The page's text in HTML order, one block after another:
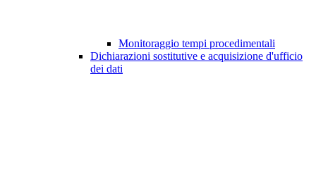
Monitoraggio tempi procedimentali
Dichiarazioni sostitutive e acquisizione d'ufficio
dei dati